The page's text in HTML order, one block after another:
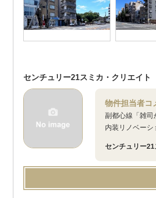
センチュリー21スミカ・クリエイト
物件担当者コ
副都心線「雑司
内装リノベーシ
センチュリー